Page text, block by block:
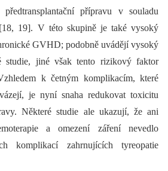
přípravu v souladu
19]. V této skupině je také vysoký
GVHD; podobně uvádějí vysoký
studie, jiné však tento rizikový faktor
k četným komplikacím, které
je nyní snaha redukovat toxicitu
Některé studie ale ukazují, že ani
a omezení záření nevedlo
komplikací zahrnujících tyreopatie